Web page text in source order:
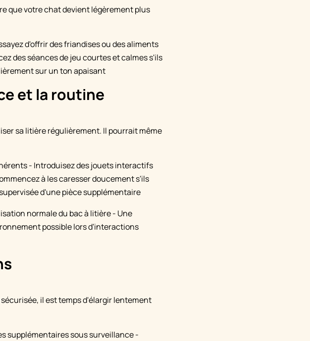
que votre chat devient légèrement plus
d'offrir des friandises ou des aliments
des séances de jeu courtes et calmes s'ils
sur un ton apaisant
et la routine
sa litière régulièrement. Il pourrait même
- Introduisez des jouets interactifs
à les caresser doucement s'ils
d'une pièce supplémentaire
normale du bac à litière - Une
possible lors d'interactions
il est temps d'élargir lentement
supplémentaires sous surveillance -